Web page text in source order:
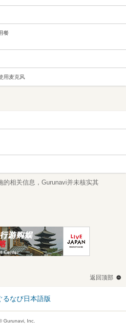
餐
用麦克风
的相关信息，Gurunavi并未核实其
返回顶部
るなび日本語版
Gurunavi, Inc.